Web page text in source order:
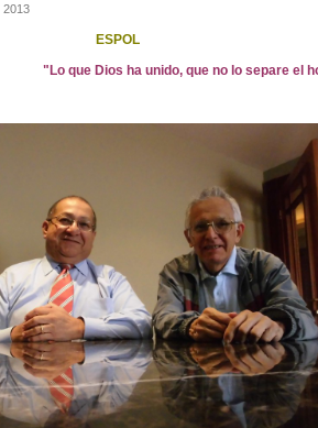
2013
ESPOL
"Lo que Dios ha unido, que no lo separe el